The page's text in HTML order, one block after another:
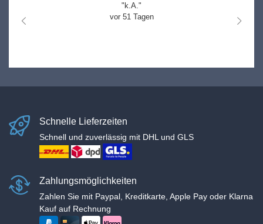
"k.A."
vor 51 Tagen
nach links
nach
Schnelle Lieferzeiten
Schnell und zuverlässig mit DHL und GLS
Zahlungsmöglichkeiten
Zahlen Sie mit Paypal, Kreditkarte, Apple Pay oder Klarna
Kauf auf Rechnung